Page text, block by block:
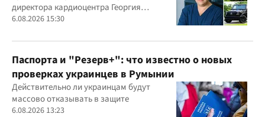
директора кардиоцентра Георгия
Маньковского
6.08.2026 15:30
Паспорта и "Резерв+": что известно о новых
проверках украинцев в Румынии
Действительно ли украинцам будут
массово отказывать в защите
6.08.2026 13:23